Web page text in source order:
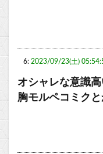
6: 2023/09/23(土)
オシャレな意識
胸モルペコミク